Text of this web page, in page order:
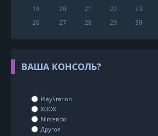
19
20 21 22 23
26
27 28 29 30
ВАША КОНСОЛЬ?
PlayStation
XBOX
Nintendo
Другое